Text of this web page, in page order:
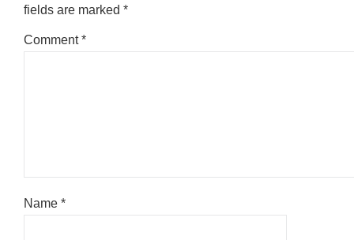
fields are marked *
Comment*
Name *